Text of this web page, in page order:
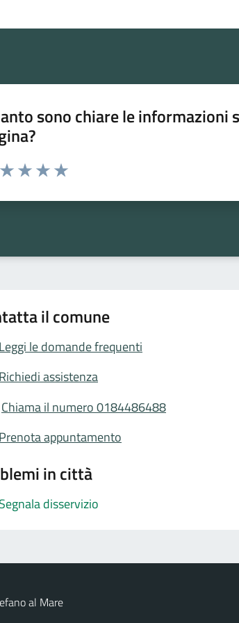
sono chiare le informazioni
da 1 a 5 stelle la pagina
il comune
Leggi le domande frequenti
Richiedi assistenza
Chiama il numero 0184486488
Prenota appuntamento
in città
Segnala disservizio
al Mare